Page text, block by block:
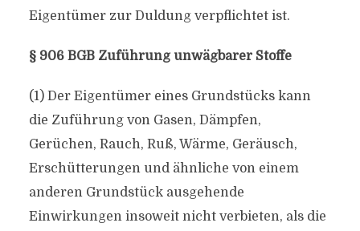
Eigentümer zur Duldung verpflichtet ist.
§ 906 BGB Zuführung unwägbarer Stoffe
(1) Der Eigentümer eines Grundstücks kann
die Zuführung von Gasen, Dämpfen,
Gerüchen, Rauch, Ruß, Wärme, Geräusch,
Erschütterungen und ähnliche von einem
anderen Grundstück ausgehende
Einwirkungen insoweit nicht verbieten, als die